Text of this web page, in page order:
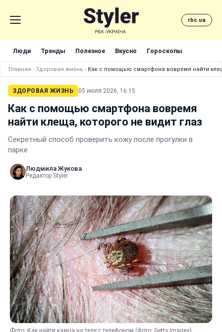
rbc.ua
Люди Тренды Полезное Вкусно Гороскопы
Главная › Здоровая жизнь › Как с помощью смартфона вовремя найти
ЗДОРОВАЯ ЖИЗНЬ 05 июля 2026, 16:15
Как с помощью смартфона вовремя
найти клеща, которого не видит глаз
Секретный способ проверить кожу после прогулки в
парке
Людмила Жукова
Редактор Styler